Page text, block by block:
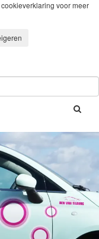
cookieverklaring voor meer